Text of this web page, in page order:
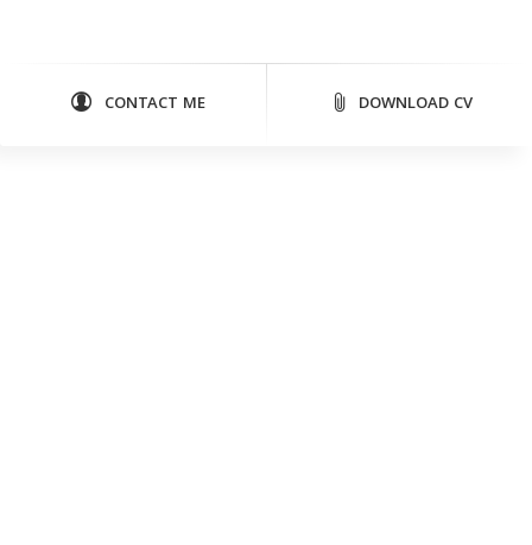
DOWNLOAD CV
CONTACT ME